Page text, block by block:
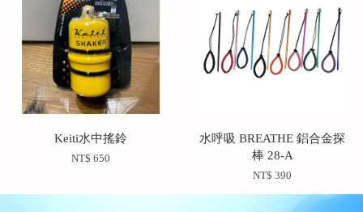
Keiti水中搖鈴
NT$ 650
水呼吸 BREATHE 鋁合金探
棒 28-A
NT$ 390